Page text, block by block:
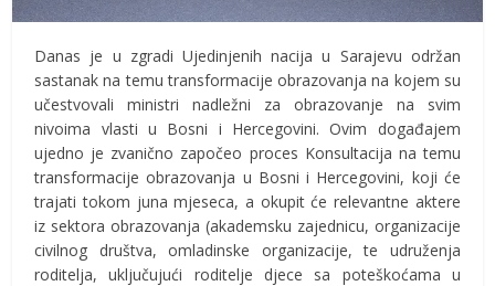
Danas je u zgradi Ujedinjenih nacija u Sarajevu održan
sastanak na temu transformacije obrazovanja na kojem su
učestvovali ministri nadležni za obrazovanje na svim
nivoima vlasti u Bosni i Hercegovini. Ovim događajem
ujedno je zvanično započeo proces Konsultacija na temu
transformacije obrazovanja u Bosni i Hercegovini, koji će
trajati tokom juna mjeseca, a okupit će relevantne aktere
iz sektora obrazovanja (akademsku zajednicu, organizacije
civilnog društva, omladinske organizacije, te udruženja
roditelja, uključujući roditelje djece sa poteškoćama u